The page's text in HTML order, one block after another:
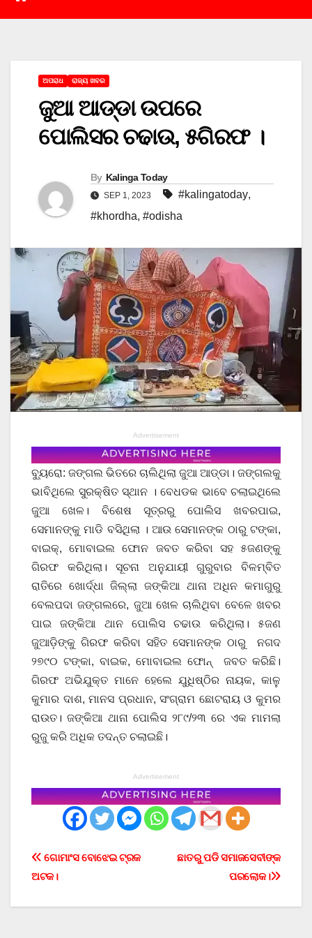
ଅପରାଧ ରାଜ୍ୟ ଖବର
ଜୁଆ ଆଡ୍ଡା ଉପରେ
ପୋଲିସର ଚଢାଉ, ୫ଗିରଫ ।
By Kalinga Today
SEP 1, 2023 #kalingatoday,
#khordha, #odisha
Advertisement
ବ୍ୟୁରୋ: ଜଙ୍ଗଲ ଭିତରେ ଚାଲିଥିଲା ଜୁଆ ଆଡ୍ଡା। ଜଙ୍ଗଲକୁ
ଭାବିଥିଲେ ସୁରକ୍ଷିତ ସ୍ଥାନ । ବେଧଡକ ଭାବେ ଚଲାଇଥିଲେ
ଜୁଆ ଖେଳ। ବିଶେଷ ସୂତ୍ରରୁ ପୋଲିସ ଖବରପାଇ,
ସେମାନଙ୍କୁ ମାଡି ବସିଥିଲା । ଆଉ ସେମାନଙ୍କ ଠାରୁ ଟଙ୍କା,
ବାଇକ୍, ମୋବାଇଲ ଫୋନ ଜବତ କରିବା ସହ ୫ଜଣଙ୍କୁ
ଗିରଫ କରିଥିଲା। ସୂଚନା ଅନୁଯାୟୀ ଗୁରୁବାର ବିଳମ୍ବିତ
ରାତିରେ ଖୋର୍ଦ୍ଧା ଜିଲ୍ଲା ଜଙ୍କିଆ ଥାନା ଅଧିନ କମାଗୁରୁ
ବେଲପଦା ଜଙ୍ଗଲରେ, ଜୁଆ ଖେଳ ଚାଲିଥିବା ବେଳେ ଖବର
ପାଇ ଜଙ୍କିଆ ଥାନ ପୋଲିସ ଚଢାଉ କରିଥିଲା। ୫ଜଣ
ଜୁଆଡ଼ିଙ୍କୁ ଗିରଫ କରିବା ସହିତ ସେମାନଙ୍କ ଠାରୁ ନଗଦ
୨୭୯୦ ଟଙ୍କା, ବାଇକ, ମୋବାଇଲ ଫୋନ୍ ଜବତ କରିଛି।
ଗିରଫ ଅଭିଯୁକ୍ତ ମାନେ ହେଲେ ଯୁଧିଷ୍ଠିର ନାୟକ, କାଳୁ
କୁମାର ଦାଶ, ମାନସ ପ୍ରଧାନ, ସଂଗ୍ରାମ ଛୋଟରାୟ ଓ କୁମର
ରାଉତ। ଜଙ୍କିଆ ଥାନା ପୋଲିସ ୨୮୯/୨୩ ରେ ଏକ ମାମଲା
ରୁଜୁ କରି ଅଧିକ ତଦନ୍ତ ଚଲାଇଛି।
Advertisement
Post
ଛାତରୁ ପଡି ସମାଜସେବୀଙ୍କ
ପରଲୋକ।
ଗୋମାଂସ ବୋଝେଇ ଟ୍ରକ
ଅଟକ।